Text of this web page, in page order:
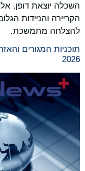
השכלה יוצאת דופן,
הקריירה והניידות
להצלחה מתמשכת.
תוכניות המגורים
2026